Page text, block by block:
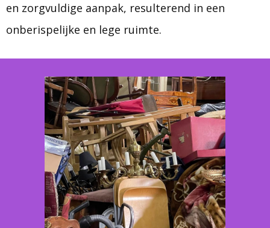
en zorgvuldige aanpak, resulterend in een
onberispelijke en lege ruimte.